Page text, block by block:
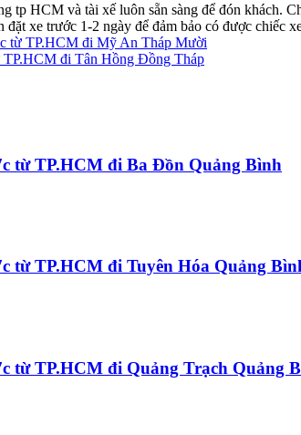
tp HCM và tài xế luôn sẵn sàng để đón khách.
xe trước 1-2 ngày để đảm bảo có được chiếc
từ TP.HCM đi Mỹ An Tháp Mười
TP.HCM đi Tân Hồng Đồng Tháp
từ TP.HCM đi Ba Đồn Quảng Bình
từ TP.HCM đi Tuyên Hóa Quảng
từ TP.HCM đi Quảng Trạch Quảng